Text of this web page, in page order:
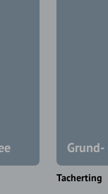
Tacherting